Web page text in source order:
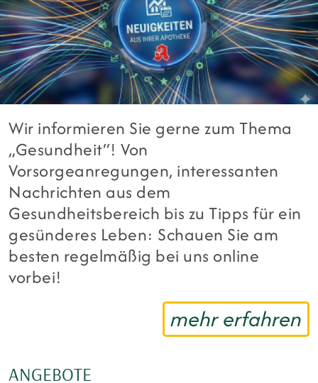
Wir informieren Sie gerne zum Thema
„Gesundheit“! Von
Vorsorgeanregungen, interessanten
Nachrichten aus dem
Gesundheitsbereich bis zu Tipps für ein
gesünderes Leben: Schauen Sie am
besten regelmäßig bei uns online
vorbei!
mehr erfahren
ANGEBOTE